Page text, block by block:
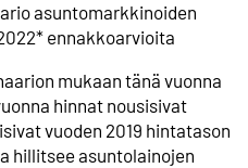
asuntomarkkinoiden
ennakkoarvioita
mukaan tänä vuonna
hinnat nousisivat
vuoden 2019 hintatason
hillitsee asunto­lainojen